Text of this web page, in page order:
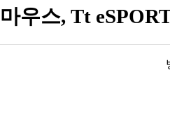
마우스, Tt